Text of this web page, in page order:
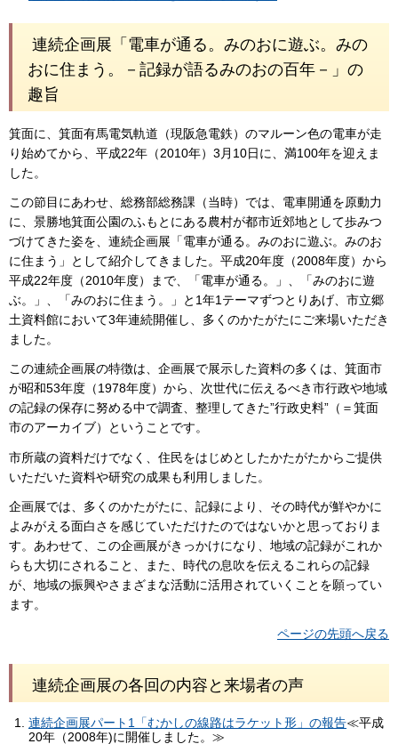
連続企画展「電車が通る。みのおに遊ぶ。みの
おに住まう。－記録が語るみのおの百年－」の
趣旨
箕面に、箕面有馬電気軌道（現阪急電鉄）のマルーン色の電車が走
り始めてから、平成22年（2010年）3月10日に、満100年を迎えま
した。
この節目にあわせ、総務部総務課（当時）では、電車開通を原動力
に、景勝地箕面公園のふもとにある農村が都市近郊地として歩みつ
づけてきた姿を、連続企画展「電車が通る。みのおに遊ぶ。みのお
に住まう」として紹介してきました。平成20年度（2008年度）から
平成22年度（2010年度）まで、「電車が通る。」、「みのおに遊
ぶ。」、「みのおに住まう。」と1年1テーマずつとりあげ、市立郷
土資料館において3年連続開催し、多くのかたがたにご来場いただき
ました。
この連続企画展の特徴は、企画展で展示した資料の多くは、箕面市
が昭和53年度（1978年度）から、次世代に伝えるべき市行政や地域
の記録の保存に努める中で調査、整理してきた”行政史料”（＝箕面
市のアーカイブ）ということです。
市所蔵の資料だけでなく、住民をはじめとしたかたがたからご提供
いただいた資料や研究の成果も利用しました。
企画展では、多くのかたがたに、記録により、その時代が鮮やかに
よみがえる面白さを感じていただけたのではないかと思っておりま
す。あわせて、この企画展がきっかけになり、地域の記録がこれか
らも大切にされること、また、時代の息吹を伝えるこれらの記録
が、地域の振興やさまざまな活動に活用されていくことを願ってい
ます。
ページの先頭へ戻る
連続企画展の各回の内容と来場者の声
連続企画展パート1「むかしの線路はラケット形」の報告≪平成
20年（2008年)に開催しました。≫